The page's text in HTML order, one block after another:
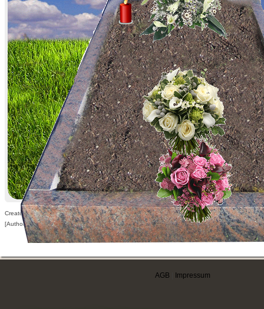
Created: 08.04.2025,
[Author visible for registered users only]
AGB Impressum